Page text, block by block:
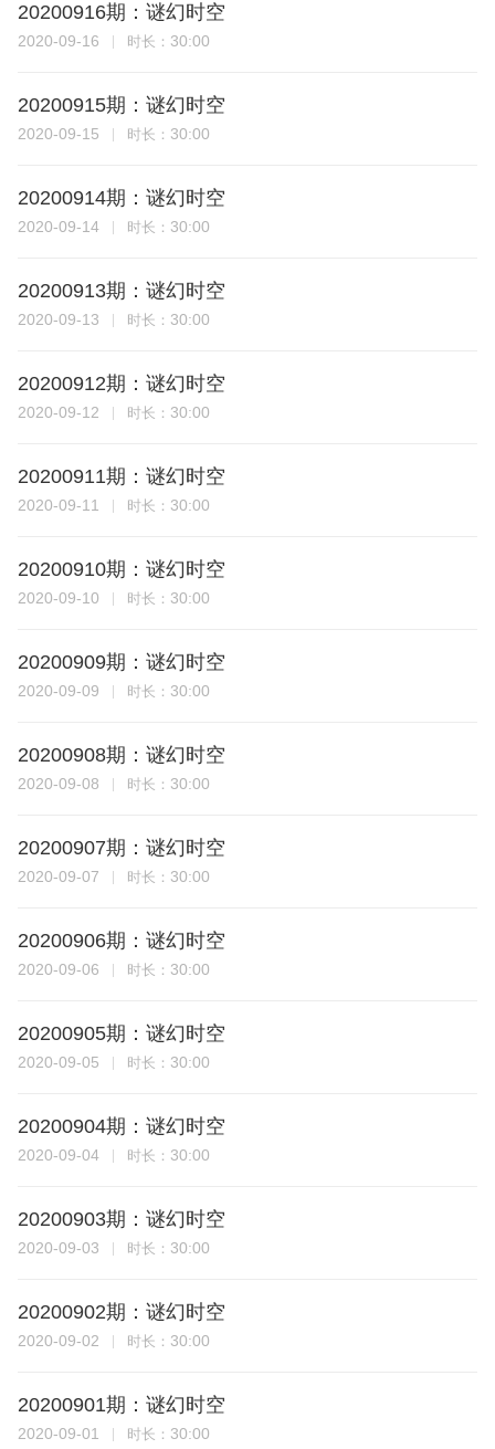
20200916期：谜幻时空
2020-09-16 时长： 30:00
20200915期：谜幻时空
2020-09-15 时长： 30:00
20200914期：谜幻时空
2020-09-14 时长： 30:00
20200913期：谜幻时空
2020-09-13 时长： 30:00
20200912期：谜幻时空
2020-09-12 时长： 30:00
20200911期：谜幻时空
2020-09-11 时长： 30:00
20200910期：谜幻时空
2020-09-10 时长： 30:00
20200909期：谜幻时空
2020-09-09 时长： 30:00
20200908期：谜幻时空
2020-09-08 时长： 30:00
20200907期：谜幻时空
2020-09-07 时长： 30:00
20200906期：谜幻时空
2020-09-06 时长： 30:00
20200905期：谜幻时空
2020-09-05 时长： 30:00
20200904期：谜幻时空
2020-09-04 时长： 30:00
20200903期：谜幻时空
2020-09-03 时长： 30:00
20200902期：谜幻时空
2020-09-02 时长： 30:00
20200901期：谜幻时空
2020-09-01 时长： 30:00